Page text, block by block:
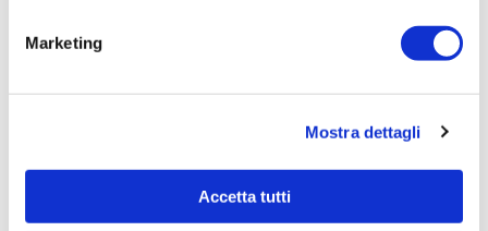
Marketing
Mostra dettagli
Accetta tutti
Importo Liquidato: